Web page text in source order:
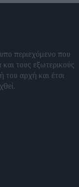
περιεχόμενο που
τους εξωτερικούς
του αρχή και έτσι